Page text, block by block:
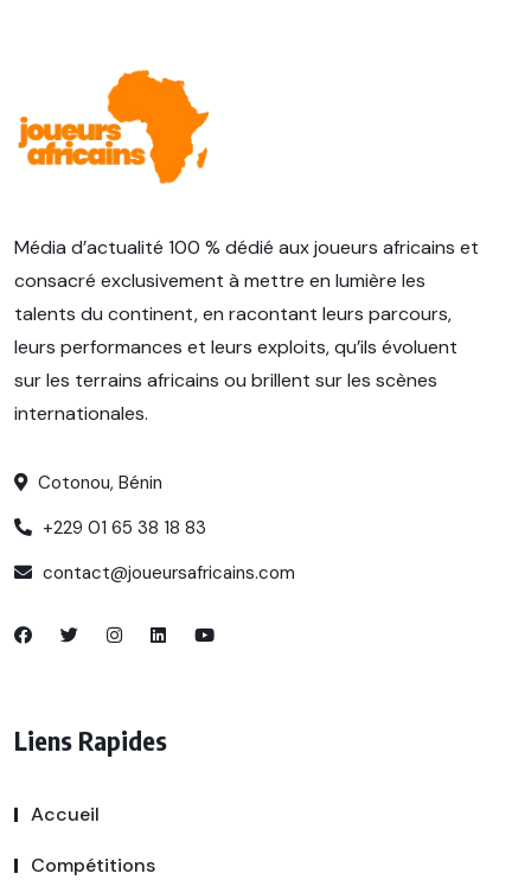
Média d’actualité 100 % dédié aux joueurs africains et
consacré exclusivement à mettre en lumière les
talents du continent, en racontant leurs parcours,
leurs performances et leurs exploits, qu’ils évoluent
sur les terrains africains ou brillent sur les scènes
internationales.
Cotonou, Bénin
+229 01 65 38 18 83
contact@joueursafricains.com
Liens Rapides
Accueil
Compétitions